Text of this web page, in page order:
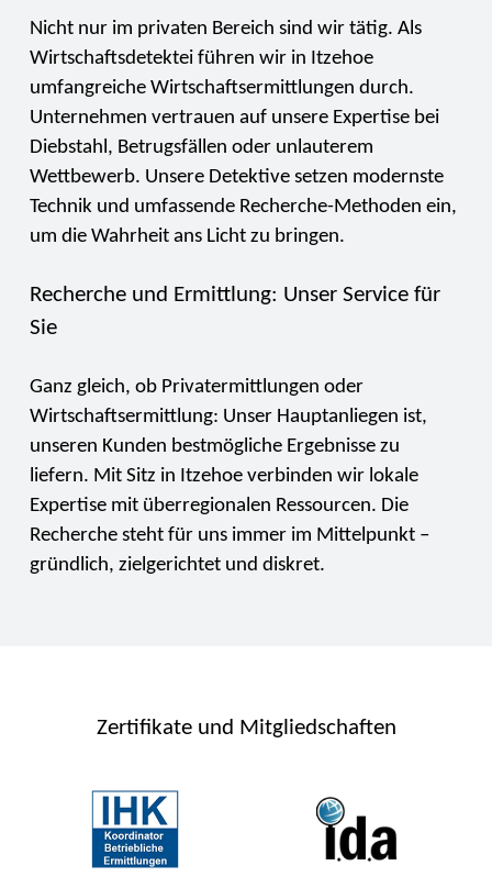
Nicht nur im privaten Bereich sind wir tätig. Als
Wirtschaftsdetektei führen wir in Itzehoe
umfangreiche Wirtschaftsermittlungen durch.
Unternehmen vertrauen auf unsere Expertise bei
Diebstahl, Betrugsfällen oder unlauterem
Wettbewerb. Unsere Detektive setzen modernste
Technik und umfassende Recherche-Methoden ein,
um die Wahrheit ans Licht zu bringen.
Recherche und Ermittlung: Unser Service für
Sie
Ganz gleich, ob Privatermittlungen oder
Wirtschaftsermittlung: Unser Hauptanliegen ist,
unseren Kunden bestmögliche Ergebnisse zu
liefern. Mit Sitz in Itzehoe verbinden wir lokale
Expertise mit überregionalen Ressourcen. Die
Recherche steht für uns immer im Mittelpunkt –
gründlich, zielgerichtet und diskret.
Zertifikate und Mitgliedschaften